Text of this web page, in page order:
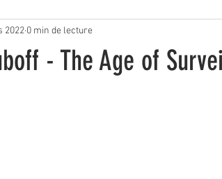
- The Age of
2022 0 min de lecture